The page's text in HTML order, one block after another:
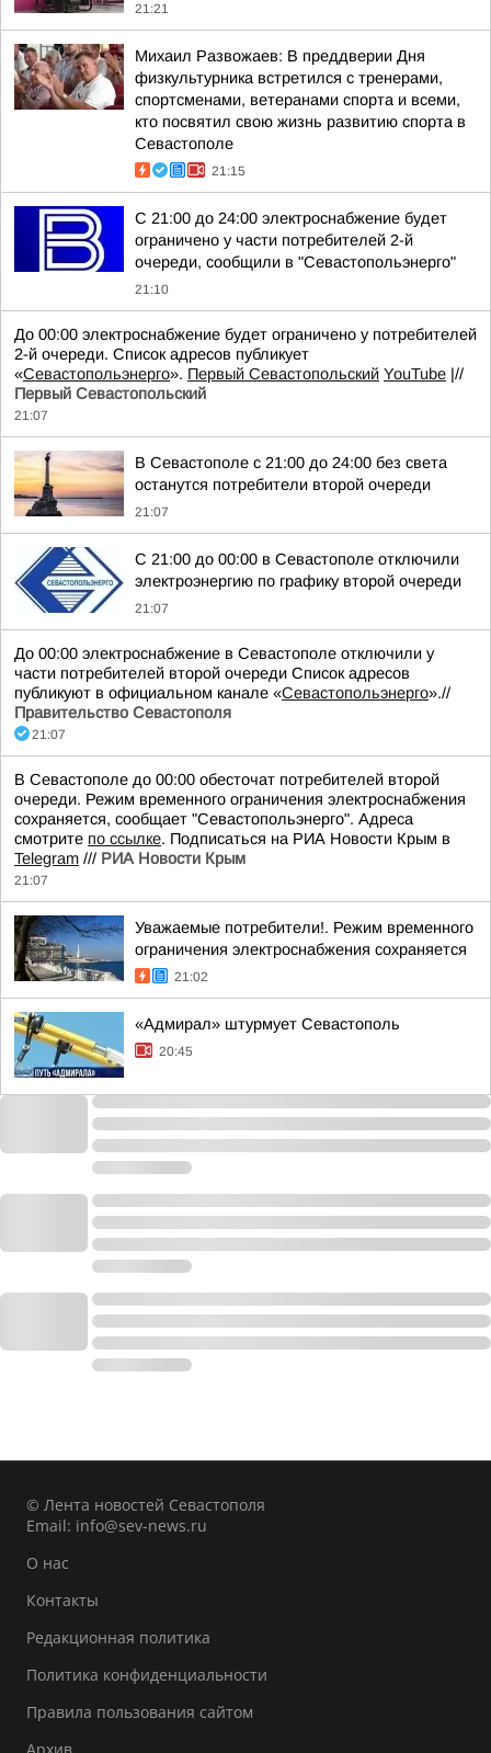
21:21
Михаил Развожаев: В преддверии Дня
физкультурника встретился с тренерами,
спортсменами, ветеранами спорта и всеми,
кто посвятил свою жизнь развитию спорта в
Севастополе
21:15
С 21:00 до 24:00 электроснабжение будет
ограничено у части потребителей 2-й
очереди, сообщили в "Севастопольэнерго"
21:10
До 00:00 электроснабжение будет ограничено у потребителей
2-й очереди. Список адресов публикует
«Севастопольэнерго». Первый Севастопольский YouTube |//
Первый Севастопольский
21:07
В Севастополе с 21:00 до 24:00 без света
останутся потребители второй очереди
21:07
С 21:00 до 00:00 в Севастополе отключили
электроэнергию по графику второй очереди
21:07
До 00:00 электроснабжение в Севастополе отключили у
части потребителей второй очереди Список адресов
публикуют в официальном канале «Севастопольэнерго».//
Правительство Севастополя
21:07
В Севастополе до 00:00 обесточат потребителей второй
очереди. Режим временного ограничения электроснабжения
сохраняется, сообщает "Севастопольэнерго". Адреса
смотрите по ссылке. Подписаться на РИА Новости Крым в
Telegram /// РИА Новости Крым
21:07
Уважаемые потребители!. Режим временного
ограничения электроснабжения сохраняется
21:02
«Адмирал» штурмует Севастополь
20:45
© Лента новостей Севастополя
Email: info@sev-news.ru
О нас
Контакты
Редакционная политика
Политика конфиденциальности
Правила пользования сайтом